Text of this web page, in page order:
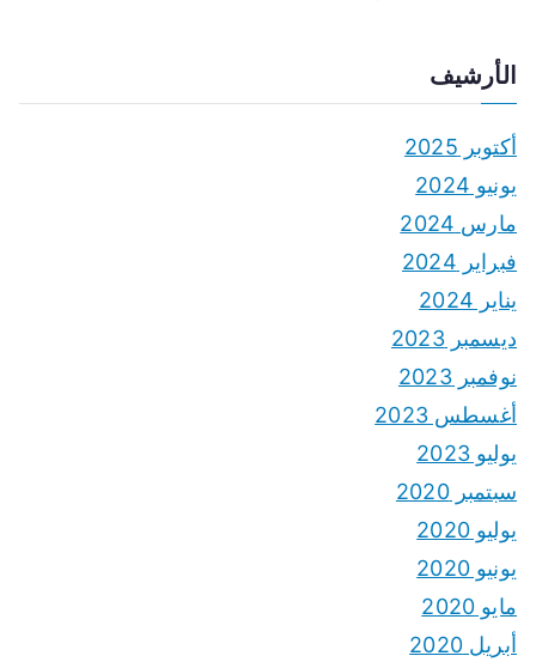
الأرشيف
أكتوبر 2025
يونيو 2024
مارس 2024
فبراير 2024
يناير 2024
ديسمبر 2023
نوفمبر 2023
أغسطس 2023
يوليو 2023
سبتمبر 2020
يوليو 2020
يونيو 2020
مايو 2020
أبريل 2020